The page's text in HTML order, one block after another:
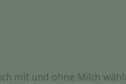
mit und ohne Milch